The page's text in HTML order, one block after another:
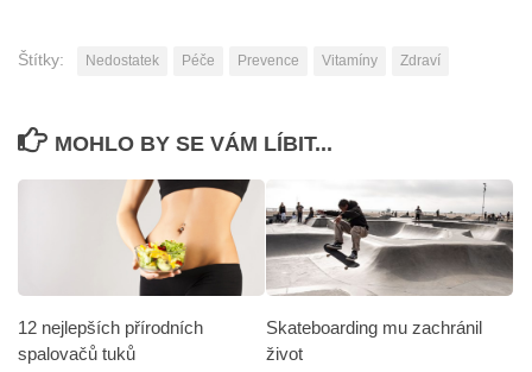
Štítky: Nedostatek Péče Prevence Vitamíny Zdraví
MOHLO BY SE VÁM LÍBIT...
12 nejlepších přírodních
spalovačů tuků
Skateboarding mu zachránil
život